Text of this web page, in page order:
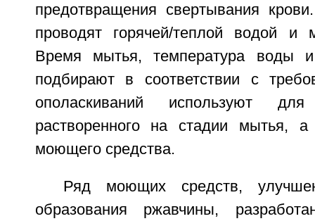
предотвращения свертывания
проводят горячей/теплой водой и
Время мытья, температура воды
подбирают в соответствии с
ополаскиваний используют
растворенного на стадии мытья, а
моющего средства.
Ряд моющих средств,
образования ржавчины,